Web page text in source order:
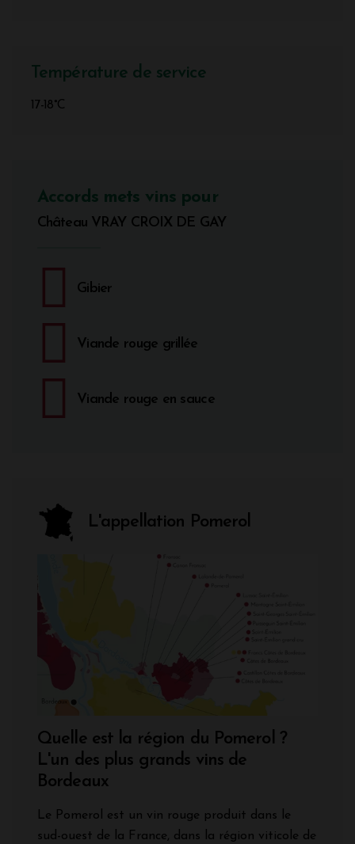
Température de service
17-18°C
Accords mets vins pour
Château VRAY CROIX DE GAY
Gibier
Viande rouge grillée
Viande rouge en sauce
L'appellation Pomerol
Quelle est la région du Pomerol ?
L'un des plus grands vins de
Bordeaux
Le Pomerol est un vin rouge produit dans le
sud-ouest de la France, dans la région viticole de